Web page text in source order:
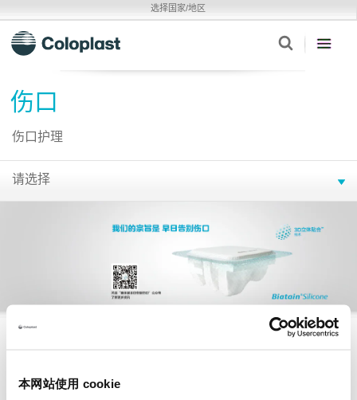
本网站使用 cookie
选择国家/地区
伤口
伤口护理
请选择